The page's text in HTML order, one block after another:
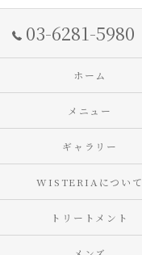
03-6281-5980
ホーム
メニュー
ギャラリー
WISTERIAについて
トリートメント